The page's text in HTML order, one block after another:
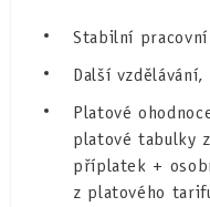
Stabilní
Další
Platové
platové tabulky
příplatek +
z platového